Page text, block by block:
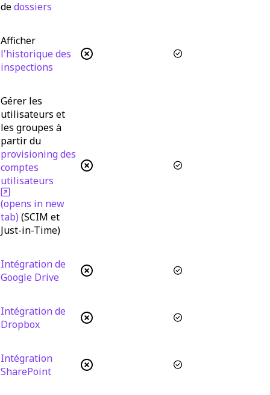
dedossiers
Afficher
l'historique des
inspections
Gérer les
utilisateurs et
les groupes à
partir du
provisioning des
comptes
utilisateurs
(opens in new
tab) (SCIM et
Just-in-Time)
Intégration de
Google Drive
Intégration de
Dropbox
Intégration
SharePoint